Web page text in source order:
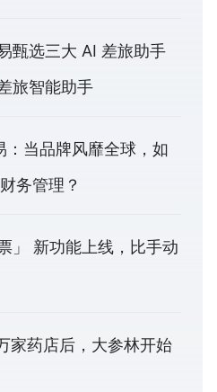
甄选三大 AI 差旅助手
旅智能助手
当品牌风靡全球，如
务管理？
」 新功能上线，比手动
家药店后，大参林开始